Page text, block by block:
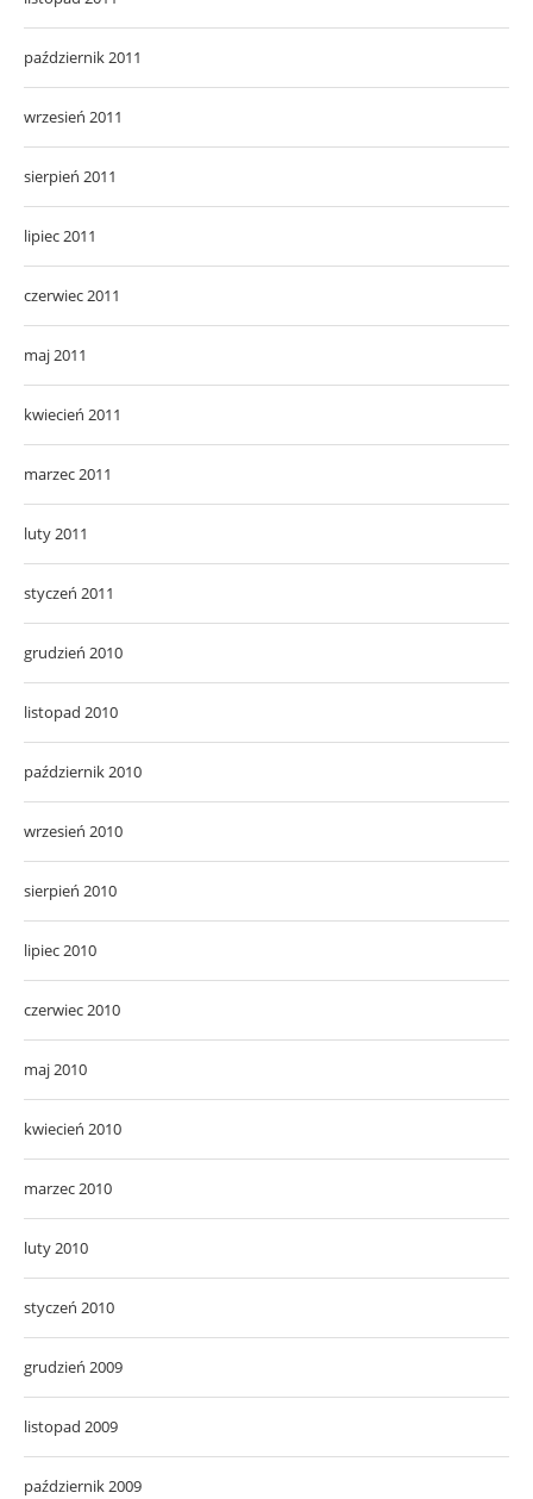
październik 2011
wrzesień 2011
sierpień 2011
lipiec 2011
czerwiec 2011
maj 2011
kwiecień 2011
marzec 2011
luty 2011
styczeń 2011
grudzień 2010
listopad 2010
październik 2010
wrzesień 2010
sierpień 2010
lipiec 2010
czerwiec 2010
maj 2010
kwiecień 2010
marzec 2010
luty 2010
styczeń 2010
grudzień 2009
listopad 2009
październik 2009